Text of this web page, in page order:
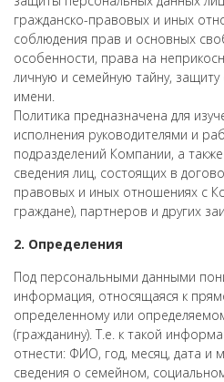
гражданско-правовых и иных
соблюдения прав и основных
особенности, права на
личную и семейную тайну,
имени.
Политика предназначена для
исполнения руководителями и
подразделений Компании, а
сведения лиц, состоящих в
правовых и иных отношениях с
граждане), партнеров и других
2. Определения
Под персональными данными
информация, относящаяся к
определенному или
(гражданину). Т.е. к такой
отнести: ФИО, год, месяц, дата и
сведения о семейном,